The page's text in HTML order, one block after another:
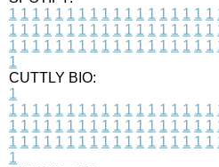
1 1 1 1 1 1 1 1 1 1 1 1 1 1 1 1 1 1
1 1 1 1 1 1 1 1 1 1 1 1 1 1 1 1 1 1
1 1 1 1 1 1 1 1 1 1 1 1 1 1 1 1 1 1
1
CUTTLY BIO:
1
1 1 1 1 1 1 1 1 1 1 1 1 1 1 1 1 1 1
1 1 1 1 1 1 1 1 1 1 1 1 1 1 1 1 1 1
1 1 1 1 1 1 1 1 1 1 1 1 1 1 1 1 1 1
1